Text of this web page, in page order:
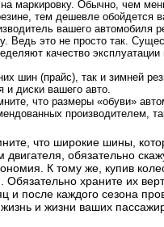
маркировку. Обычно, чем
тем дешевле обойдется
вашего автомобиля
Ведь это не просто так.
качество
шин (прайс), так и зимней
и диски вашего авто.
что размеры «обуви»
производителем,
что широкие шины,
двигателя, обязательно
К тому же, купив
Обязательно храните их
и после каждого сезона
и жизни ваших